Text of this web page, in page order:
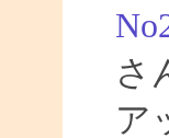
さ
ア